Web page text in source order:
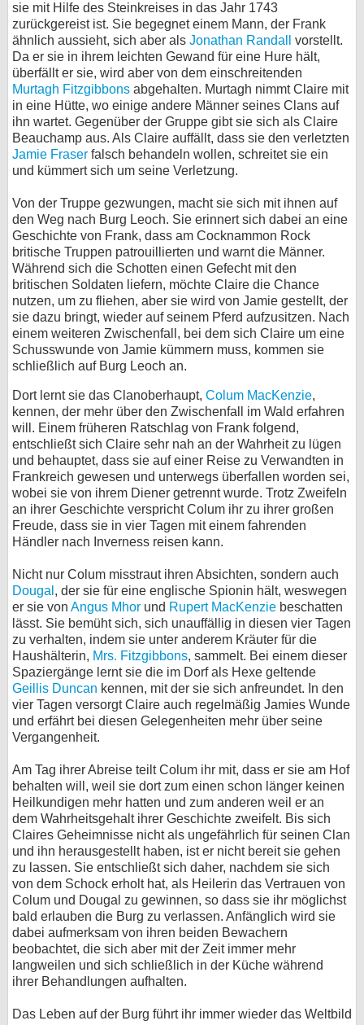
sie mit Hilfe des Steinkreises in das Jahr 1743
zurückgereist ist. Sie begegnet einem Mann, der Frank
ähnlich aussieht, sich aber als Jonathan Randall
vorstellt.
Da er sie in ihrem leichten Gewand für eine Hure hält,
überfällt er sie, wird aber von dem einschreitenden
Murtagh Fitzgibbons abgehalten. Murtagh nimmt Claire mit
in eine Hütte, wo einige andere Männer seines Clans auf
ihn wartet. Gegenüber der Gruppe gibt sie sich als Claire
Beauchamp aus. Als Claire auffällt, dass sie den verletzten
Jamie Fraser falsch behandeln wollen, schreitet sie ein
und kümmert sich um seine Verletzung.
Von der Truppe gezwungen, macht sie sich mit ihnen auf
den Weg nach Burg Leoch. Sie erinnert sich dabei an eine
Geschichte von Frank, dass am Cocknammon Rock
britische Truppen patrouillierten und warnt die Männer.
Während sich die Schotten einen Gefecht mit den
britischen Soldaten liefern, möchte Claire die Chance
nutzen, um zu fliehen, aber sie wird von Jamie gestellt, der
sie dazu bringt, wieder auf seinem Pferd aufzusitzen. Nach
einem weiteren Zwischenfall, bei dem sich Claire um eine
Schusswunde von Jamie kümmern muss, kommen sie
schließlich auf Burg Leoch an.
Dort lernt sie das Clanoberhaupt, Colum MacKenzie,
kennen, der mehr über den Zwischenfall im Wald erfahren
will. Einem früheren Ratschlag von Frank folgend,
entschließt sich Claire sehr nah an der Wahrheit zu lügen
und behauptet, dass sie auf einer Reise zu Verwandten in
Frankreich gewesen und unterwegs überfallen worden sei,
wobei sie von ihrem Diener getrennt wurde. Trotz Zweifeln
an ihrer Geschichte verspricht Colum ihr zu ihrer großen
Freude, dass sie in vier Tagen mit einem fahrenden
Händler nach Inverness reisen kann.
Nicht nur Colum misstraut ihren Absichten, sondern auch
Dougal , der sie für eine englische Spionin hält, weswegen
er sie von Angus Mhor und Rupert MacKenzie beschatten
lässt. Sie bemüht sich, sich unauffällig in diesen vier Tagen
zu verhalten, indem sie unter anderem Kräuter für die
Haushälterin, Mrs. Fitzgibbons, sammelt. Bei einem dieser
Spaziergänge lernt sie die im Dorf als Hexe geltende
Geillis Duncan kennen, mit der sie sich anfreundet. In den
vier Tagen versorgt Claire auch regelmäßig Jamies Wunde
und erfährt bei diesen Gelegenheiten mehr über seine
Vergangenheit.
Am Tag ihrer Abreise teilt Colum ihr mit, dass er sie am Hof
behalten will, weil sie dort zum einen schon länger keinen
Heilkundigen mehr hatten und zum anderen weil er an
dem Wahrheitsgehalt ihrer Geschichte zweifelt. Bis sich
Claires Geheimnisse nicht als ungefährlich für seinen Clan
und ihn herausgestellt haben, ist er nicht bereit sie gehen
zu lassen. Sie entschließt sich daher, nachdem sie sich
von dem Schock erholt hat, als Heilerin das Vertrauen von
Colum und Dougal zu gewinnen, so dass sie ihr möglichst
bald erlauben die Burg zu verlassen. Anfänglich wird sie
dabei aufmerksam von ihren beiden Bewachern
beobachtet, die sich aber mit der Zeit immer mehr
langweilen und sich schließlich in der Küche während
ihrer Behandlungen aufhalten.
Das Leben auf der Burg führt ihr immer wieder das Weltbild